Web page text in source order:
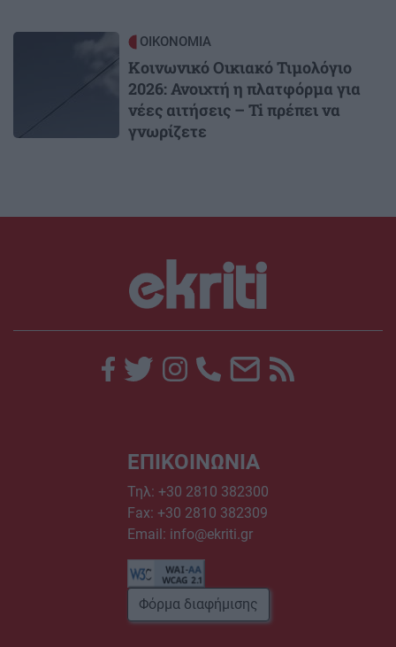
ΟΙΚΟΝΟΜΙΑ
Κοινωνικό Οικιακό Τιμολόγιο
2026: Ανοιχτή η πλατφόρμα για
νέες αιτήσεις – Ti πρέπει να
γνωρίζετε
ΕΠΙΚΟΙΝΩΝΙΑ
Τηλ: +30 2810 382300
Fax: +30 2810 382309
Email: info@ekriti.gr
Φόρμα διαφήμισης